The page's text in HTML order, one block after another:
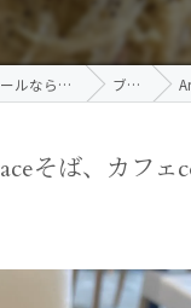
熊本のアロマスクールならAroma Terrace ブログ
そば、カフェ